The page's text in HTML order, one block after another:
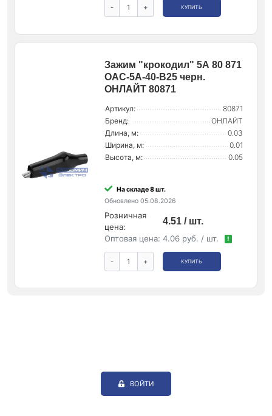
- + КУПИТЬ
Зажим "крокодил" 5А 80 871
OAC-5A-40-B25 черн.
ОНЛАЙТ 80871
Артикул:
80871
Бренд:
ОНЛАЙТ
Длина, м:
0.03
Ширина, м:
0.01
Высота, м:
0.05
На складе 8 шт.
Обновлено 05.08.2026
Розничная
цена:
4.51 / шт.
Оптовая цена: 4.06 руб. / шт. !
- + КУПИТЬ
ВОЙТИ